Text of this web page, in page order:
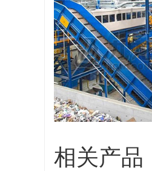
相关产品